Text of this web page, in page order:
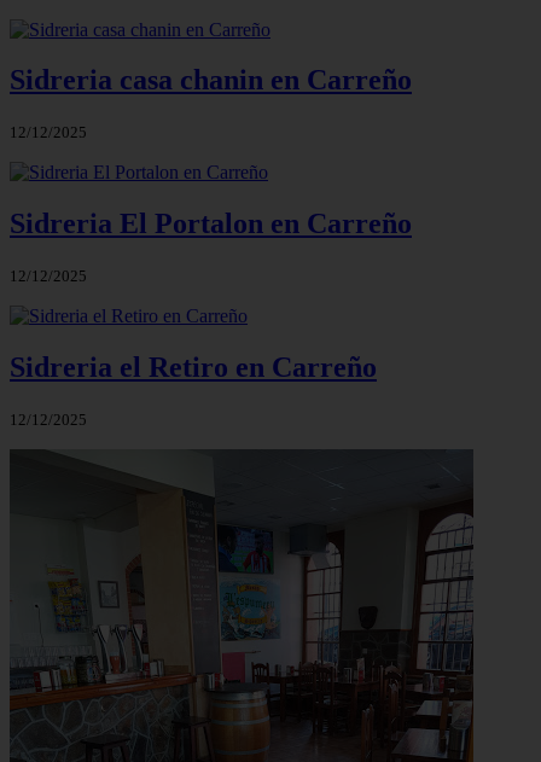
Sidreria casa chanin en Carreño
12/12/2025
Sidreria El Portalon en Carreño
12/12/2025
Sidreria el Retiro en Carreño
12/12/2025